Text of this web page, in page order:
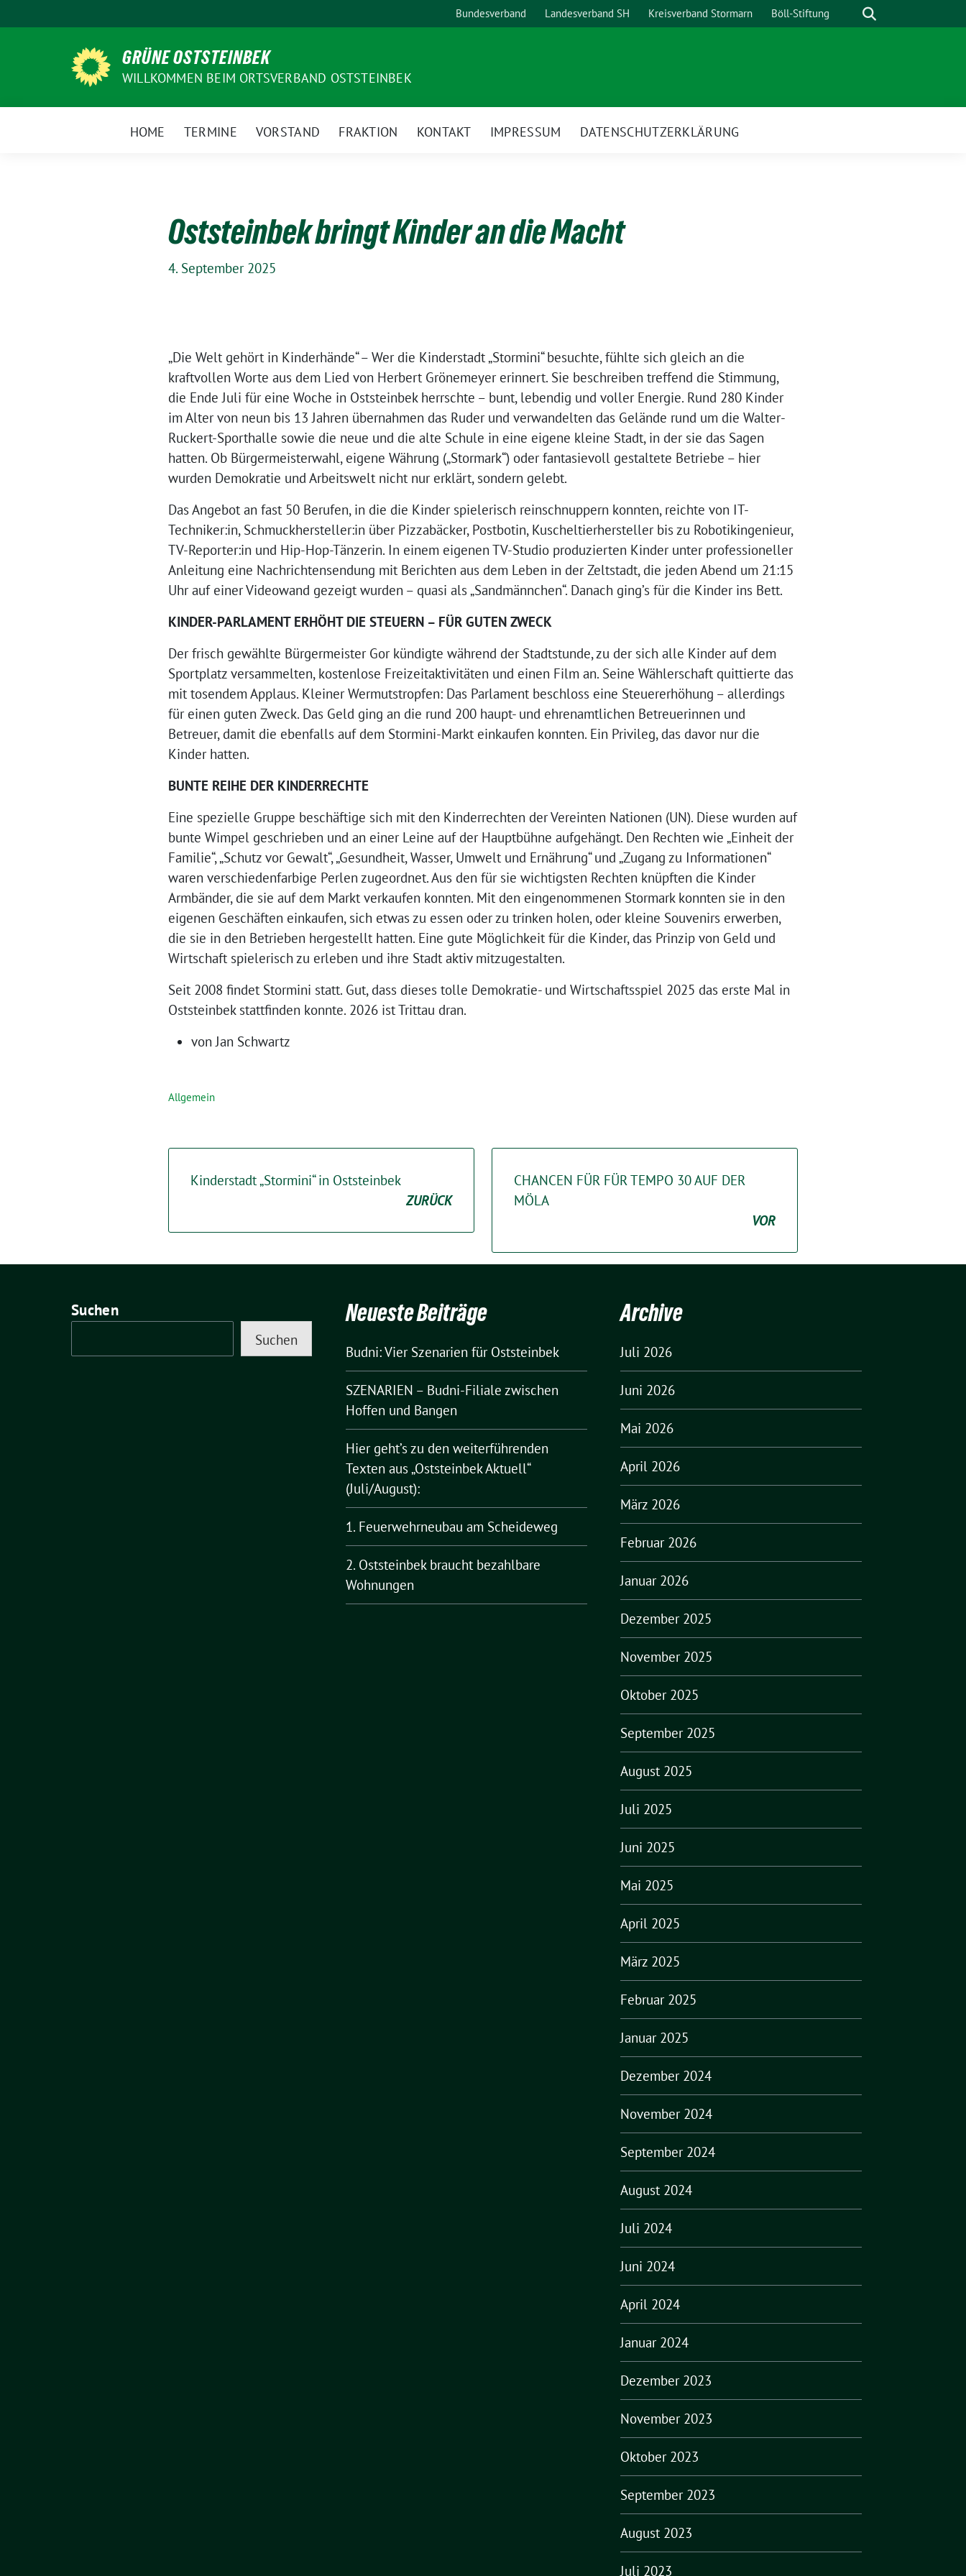
zum
Bundesverband Landesverband SH Kreisverband Stormarn Böll-Stiftung Suche
GRÜNE OSTSTEINBEK
WILLKOMMEN BEIM ORTSVERBAND OSTSTEINBEK
HOME TERMINE VORSTAND FRAKTION KONTAKT IMPRESSUM DATENSCHUTZERKLÄRUNG
Oststeinbek bringt Kinder an die Macht
4. September 2025
„Die Welt gehört in Kinderhände“ – Wer die Kinderstadt „Stormini“ besuchte, fühlte sich gleich an die
kraftvollen Worte aus dem Lied von Herbert Grönemeyer erinnert. Sie beschreiben treffend die Stimmung,
die Ende Juli für eine Woche in Oststeinbek herrschte – bunt, lebendig und voller Energie. Rund 280 Kinder
im Alter von neun bis 13 Jahren übernahmen das Ruder und verwandelten das Gelände rund um die Walter-
Ruckert-Sporthalle sowie die neue und die alte Schule in eine eigene kleine Stadt, in der sie das Sagen
hatten. Ob Bürgermeisterwahl, eigene Währung („Stormark“) oder fantasievoll gestaltete Betriebe – hier
wurden Demokratie und Arbeitswelt nicht nur erklärt, sondern gelebt.
Das Angebot an fast 50 Berufen, in die die Kinder spielerisch reinschnuppern konnten, reichte von IT-
Techniker:in, Schmuckhersteller:in über Pizzabäcker, Postbotin, Kuscheltierhersteller bis zu Robotikingenieur,
TV-Reporter:in und Hip-Hop-Tänzerin. In einem eigenen TV-Studio produzierten Kinder unter professioneller
Anleitung eine Nachrichtensendung mit Berichten aus dem Leben in der Zeltstadt, die jeden Abend um 21:15
Uhr auf einer Videowand gezeigt wurden – quasi als „Sandmännchen“. Danach ging’s für die Kinder ins Bett.
KINDER-PARLAMENT ERHÖHT DIE STEUERN – FÜR GUTEN ZWECK
Der frisch gewählte Bürgermeister Gor kündigte während der Stadtstunde, zu der sich alle Kinder auf dem
Sportplatz versammelten, kostenlose Freizeitaktivitäten und einen Film an. Seine Wählerschaft quittierte das
mit tosendem Applaus. Kleiner Wermutstropfen: Das Parlament beschloss eine Steuererhöhung – allerdings
für einen guten Zweck. Das Geld ging an die rund 200 haupt- und ehrenamtlichen Betreuerinnen und
Betreuer, damit die ebenfalls auf dem Stormini-Markt einkaufen konnten. Ein Privileg, das davor nur die
Kinder hatten.
BUNTE REIHE DER KINDERRECHTE
Eine spezielle Gruppe beschäftige sich mit den Kinderrechten der Vereinten Nationen (UN). Diese wurden auf
bunte Wimpel geschrieben und an einer Leine auf der Hauptbühne aufgehängt. Den Rechten wie „Einheit der
Familie“, „Schutz vor Gewalt“, „Gesundheit, Wasser, Umwelt und Ernährung“ und „Zugang zu Informationen“
waren verschiedenfarbige Perlen zugeordnet. Aus den für sie wichtigsten Rechten knüpften die Kinder
Armbänder, die sie auf dem Markt verkaufen konnten. Mit den eingenommenen Stormark konnten sie in den
eigenen Geschäften einkaufen, sich etwas zu essen oder zu trinken holen, oder kleine Souvenirs erwerben,
die sie in den Betrieben hergestellt hatten. Eine gute Möglichkeit für die Kinder, das Prinzip von Geld und
Wirtschaft spielerisch zu erleben und ihre Stadt aktiv mitzugestalten.
Seit 2008 findet Stormini statt. Gut, dass dieses tolle Demokratie- und Wirtschaftsspiel 2025 das erste Mal in
Oststeinbek stattfinden konnte. 2026 ist Trittau dran.
von Jan Schwartz
Allgemein
Kinderstadt „Stormini“ in Oststeinbek
ZURÜCK
CHANCEN FÜR FÜR TEMPO 30 AUF DER
MÖLA
VOR
Suchen
Suchen
Neueste Beiträge
Budni: Vier Szenarien für Oststeinbek
SZENARIEN – Budni-Filiale zwischen
Hoffen und Bangen
Hier geht’s zu den weiterführenden
Texten aus „Oststeinbek Aktuell“
(Juli/August):
1. Feuerwehrneubau am Scheideweg
2. Oststeinbek braucht bezahlbare
Wohnungen
Archive
Juli 2026
Juni 2026
Mai 2026
April 2026
März 2026
Februar 2026
Januar 2026
Dezember 2025
November 2025
Oktober 2025
September 2025
August 2025
Juli 2025
Juni 2025
Mai 2025
April 2025
März 2025
Februar 2025
Januar 2025
Dezember 2024
November 2024
September 2024
August 2024
Juli 2024
Juni 2024
April 2024
Januar 2024
Dezember 2023
November 2023
Oktober 2023
September 2023
August 2023
Juli 2023